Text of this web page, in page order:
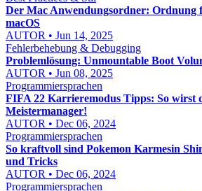
Der Mac Anwendungsordner: Ordnung
macOS
AUTOR • Jun 14, 2025
Fehlerbehebung & Debugging
Problemlösung: Unmountable Boot
AUTOR • Jun 08, 2025
Programmiersprachen
FIFA 22 Karrieremodus Tipps: So wirst
Meistermanager!
AUTOR • Dec 06, 2024
Programmiersprachen
So kraftvoll sind Pokemon Karmesin
und Tricks
AUTOR • Dec 06, 2024
Programmiersprachen